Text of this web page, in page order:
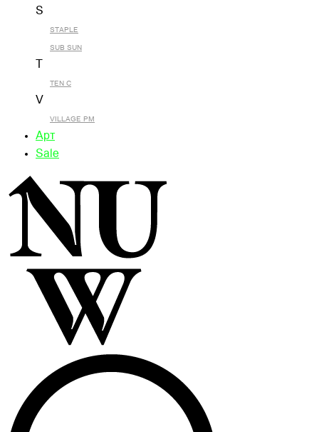
S
STAPLE
SUB SUN
TEN C
V
VILLAGE PM
Арт
Sale